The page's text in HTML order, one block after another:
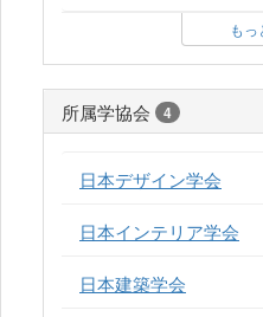
もっ
所属学協会 4
日本デザイン学会
日本インテリア学会
日本建築学会